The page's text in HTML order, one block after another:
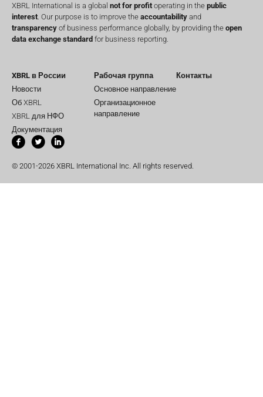
XBRL International is a global not for profit operating in the public
interest . Our purpose is to improve the accountability and
transparency of business performance globally, by providing the open
data exchange standard for business reporting.
XBRL в России
Новости
Об XBRL
XBRL для НФО
Документация
Рабочая группа
Основное направление
Организационное
направление
Контакты
© 2001-2026 XBRL International Inc. All rights reserved.